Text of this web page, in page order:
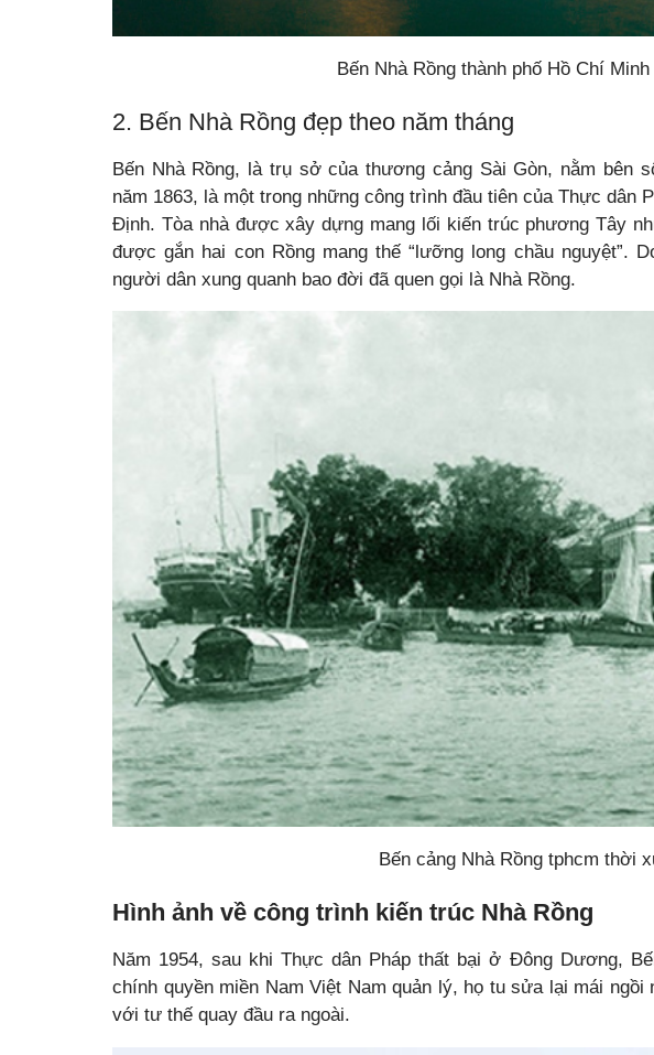
Bến Nhà Rồng thành phố Hồ Chí
2. Bến Nhà Rồng đẹp theo năm tháng
Bến Nhà Rồng, là trụ sở của thương cảng Sài Gòn, nằm bên
năm 1863, là một trong những công trình đầu tiên của Thực dân
Định. Tòa nhà được xây dựng mang lối kiến trúc phương Tây
được gắn hai con Rồng mang thế “lưỡng long chầu nguyệt”.
người dân xung quanh bao đời đã quen gọi là Nhà Rồng.
Bến cảng Nhà Rồng tphcm thời
Hình ảnh về công trình kiến trúc Nhà Rồng
Năm 1954, sau khi Thực dân Pháp thất bại ở Đông Dương,
chính quyền miền Nam Việt Nam quản lý, họ tu sửa lại mái ngồi
với tư thế quay đầu ra ngoài.